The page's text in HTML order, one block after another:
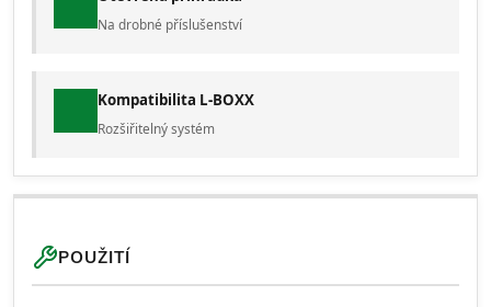
Na drobné příslušenství
Kompatibilita L-BOXX
Rozšiřitelný systém
POUŽITÍ